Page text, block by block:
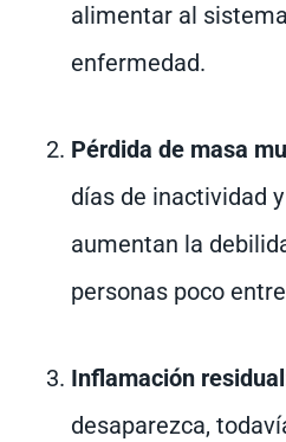
alimentar al
enfermedad.
Pérdida de masa
días de inactividad
aumentan la
personas poco
Inflamación
desaparezca,